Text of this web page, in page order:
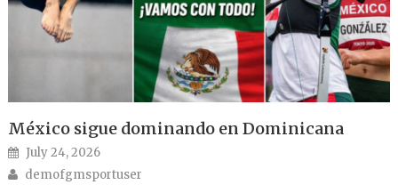
México sigue dominando en Dominicana
Posted on
July 24, 2026
Author
demofgmsportuser